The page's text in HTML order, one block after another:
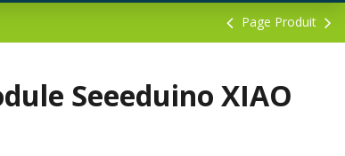
Page Produit
Seeeduino XIAO